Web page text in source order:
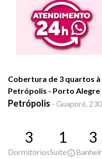
Cobertura de 3 quartos
Petrópolis - Porto Alegre
Petrópolis - Guaporé,
3
Dormitórios
1
Suíte
3